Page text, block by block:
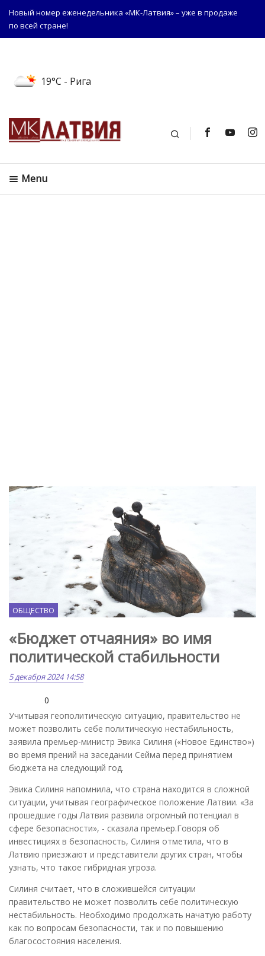
Новый номер еженедельника «МК-Латвия» – уже в продаже
по всей стране!
19°C - Рига
Поиск
Menu
ОБЩЕСТВО
«Бюджет отчаяния» во имя
политической стабильности
5 декабря 2024 14:58
0
Учитывая геополитическую ситуацию, правительство не
может позволить себе политическую нестабильность,
заявила премьер-министр Эвика Силиня («Новое Единство»)
во время прений на заседании Сейма перед принятием
бюджета на следующий год.
Эвика Силиня напомнила, что страна находится в сложной
ситуации, учитывая географическое положение Латвии. «За
прошедшие годы Латвия развила огромный потенциал в
сфере безопасности», - сказала премьер.Говоря об
инвестициях в безопасность, Силиня отметила, что в
Латвию приезжают и представители других стран, чтобы
узнать, что такое гибридная угроза.
Силиня считает, что в сложившейся ситуации
правительство не может позволить себе политическую
нестабильность. Необходимо продолжать начатую работу
как по вопросам безопасности, так и по повышению
благосостояния населения.